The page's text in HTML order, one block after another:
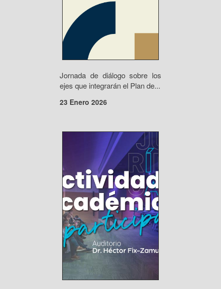
Jornada de diálogo sobre los
ejes que integrarán el Plan de...
23 Enero 2026